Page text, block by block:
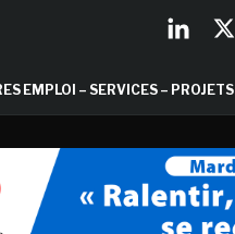
EMPLOI – SERVICES – PROJETS